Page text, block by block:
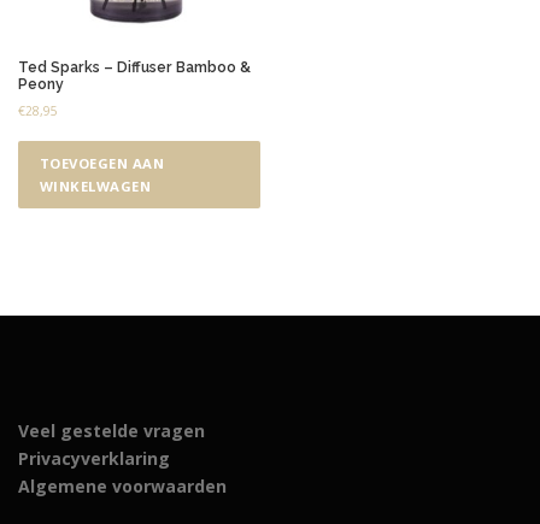
Ted Sparks – Diffuser Bamboo &
Peony
€28,95
TOEVOEGEN AAN
WINKELWAGEN
Veel gestelde vragen
Privacyverklaring
Algemene voorwaarden